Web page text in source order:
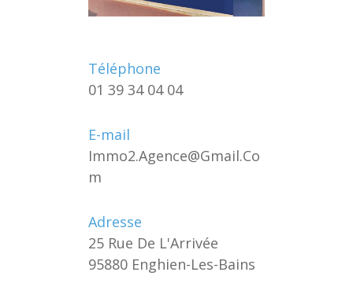
Téléphone
01 39 34 04 04
E-mail
Immo2.agence@gmail.co
M
Adresse
25 Rue De L'Arrivée
95880 Enghien-Les-Bains